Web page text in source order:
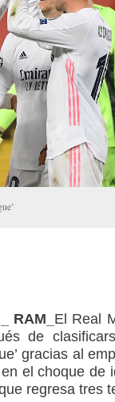
RAM_ El Real
de
gracias al
el choque de
regresa tres